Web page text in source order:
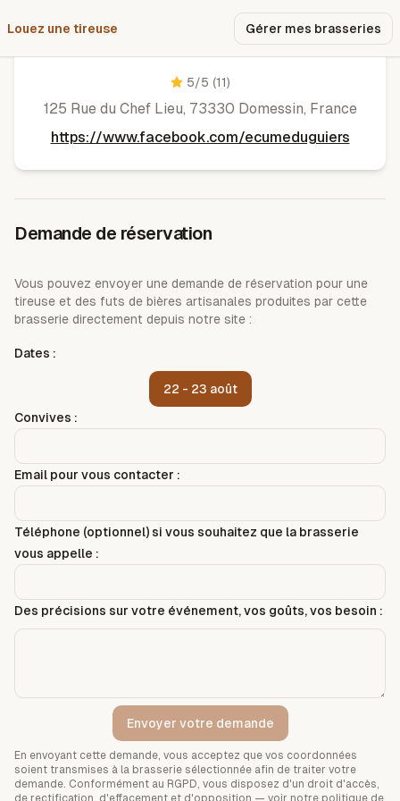
Louez une tireuse Gérer mes brasseries
L'Ecume Du Guiers
5/5 (11)
125 Rue du Chef Lieu, 73330 Domessin, France
https://www.facebook.com/ecumeduguiers
Demande de réservation
Vous pouvez envoyer une demande de réservation pour une
tireuse et des futs de bières artisanales produites par cette
brasserie directement depuis notre site :
Dates :
22 - 23 août
Convives :
Email pour vous contacter :
Téléphone (optionnel) si vous souhaitez que la brasserie
vous appelle :
Des précisions sur votre événement, vos goûts, vos besoin :
Envoyer votre demande
En envoyant cette demande, vous acceptez que vos coordonnées
soient transmises à la brasserie sélectionnée afin de traiter votre
demande. Conformément au RGPD, vous disposez d'un droit d'accès,
de rectification, d'effacement et d'opposition — voir notre politique de